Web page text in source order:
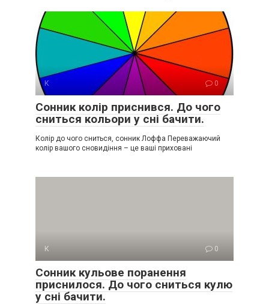
К 0
Сонник колір приснився. До чого
сниться кольори у сні бачити.
Колір до чого сниться, сонник Лоффа Переважаючий
колір вашого сновидіння – це ваші приховані
К 0
Сонник кульове поранення
приснилося. До чого сниться кулю
у сні бачити.